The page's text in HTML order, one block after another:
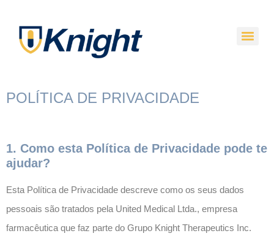
POLÍTICA DE PRIVACIDADE
1. Como esta Política de Privacidade pode te
ajudar?
Esta Política de Privacidade descreve como os seus dados
pessoais são tratados pela United Medical Ltda., empresa
farmacêutica que faz parte do Grupo Knight Therapeutics Inc.